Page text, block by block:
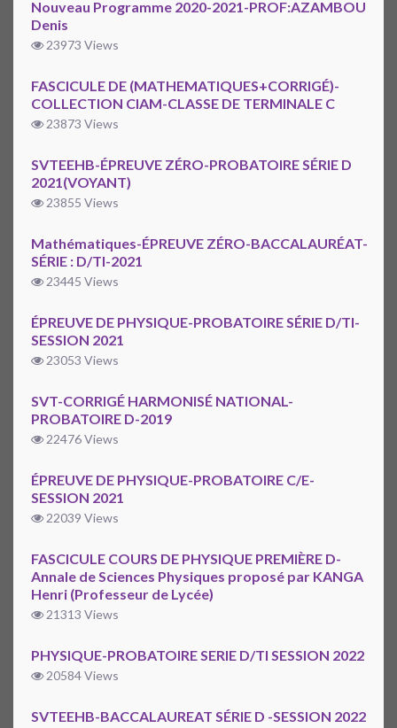
Nouveau Programme 2020-2021-PROF:AZAMBOU
Denis
23973 Views
FASCICULE DE (MATHEMATIQUES+CORRIGÉ)-
COLLECTION CIAM-CLASSE DE TERMINALE C
23873 Views
SVTEEHB-ÉPREUVE ZÉRO-PROBATOIRE SÉRIE D
2021(VOYANT)
23855 Views
Mathématiques-ÉPREUVE ZÉRO-BACCALAURÉAT-
SÉRIE : D/TI-2021
23445 Views
ÉPREUVE DE PHYSIQUE-PROBATOIRE SÉRIE D/TI-
SESSION 2021
23053 Views
SVT-CORRIGÉ HARMONISÉ NATIONAL-
PROBATOIRE D-2019
22476 Views
ÉPREUVE DE PHYSIQUE-PROBATOIRE C/E-
SESSION 2021
22039 Views
FASCICULE COURS DE PHYSIQUE PREMIÈRE D-
Annale de Sciences Physiques proposé par KANGA
Henri (Professeur de Lycée)
21313 Views
PHYSIQUE-PROBATOIRE SERIE D/TI SESSION 2022
20584 Views
SVTEEHB-BACCALAUREAT SÉRIE D -SESSION 2022